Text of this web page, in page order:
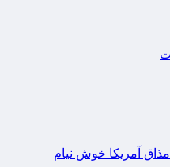
آمریکا خوش نیام